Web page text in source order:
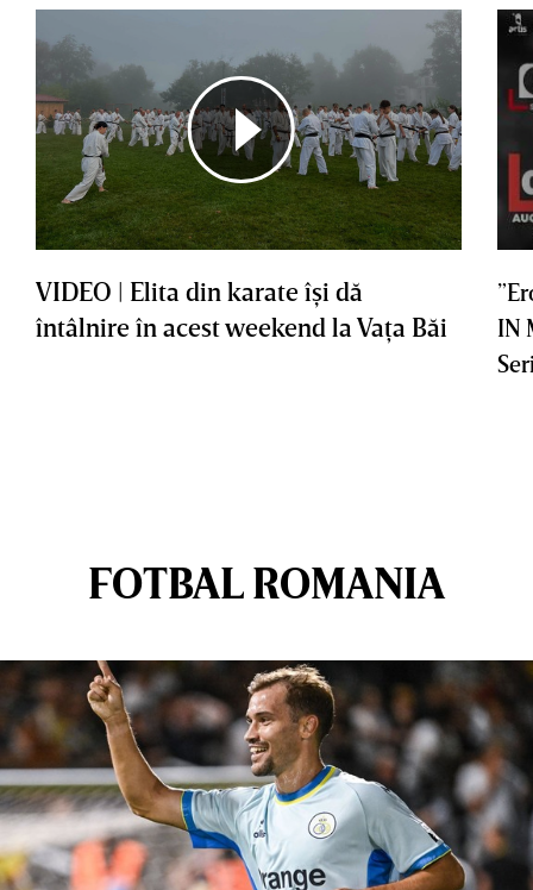
VIDEO | Elita din karate îşi dă
întâlnire în acest weekend la Vaţa Băi
IN
FOTBAL ROMANIA